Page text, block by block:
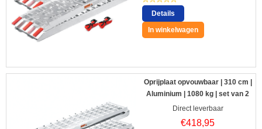
Details
In winkelwagen
Oprijplaat opvouwbaar | 310 cm |
Aluminium | 1080 kg | set van 2
Direct leverbaar
€418,95